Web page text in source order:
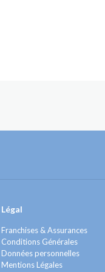
Légal
Franchises & Assurances
Conditions Générales
Données personnelles
Mentions Légales